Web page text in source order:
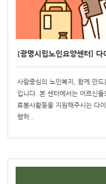
[광명시립노인요양센터] 다
사람중심의 노인복지, 함께 만
입니다. 본 센터에서는 어르신
료봉사활동을 지원해주시는 다
행하..